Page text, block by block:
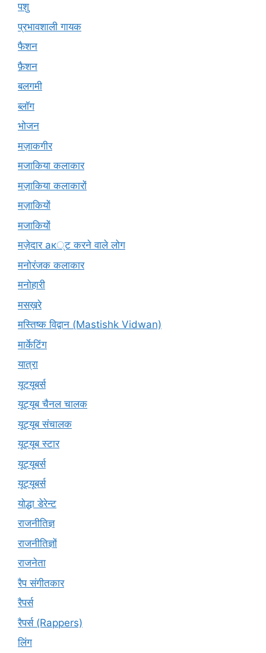
पशु
प्रभावशाली गायक
फैशन
फ़ैशन
बलगमी
ब्लॉग
भोजन
मज़ाकगीर
मजाकिया कलाकार
मज़ाकिया कलाकारों
मज़ाकियों
मजाकियों
मज़ेदार ак्ट करने वाले लोग
मनोरंजक कलाकार
मनोहारी
मसख़रे
मस्तिष्क विद्वान (Mastishk Vidwan)
मार्केटिंग
यात्रा
यूटयूबर्स
यूट्यूब चैनल चालक
यूट्यूब संचालक
यूट्यूब स्टार
यूट्यूबर्स
यूट्‍यूबर्स
योद्धा डेरेन्ट
राजनीतिज्ञ
राजनीतिज्ञों
राजनेता
रैप संगीतकार
रैपर्स
रैपर्स (Rappers)
लिंग